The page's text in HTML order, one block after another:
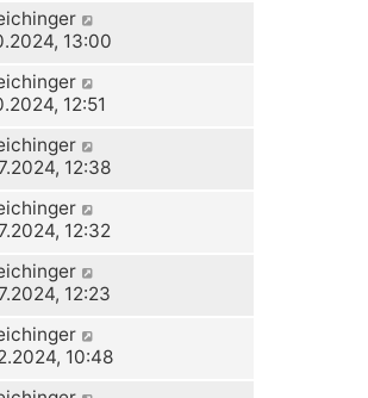
13:00
12:51
12:38
12:32
12:23
10:48